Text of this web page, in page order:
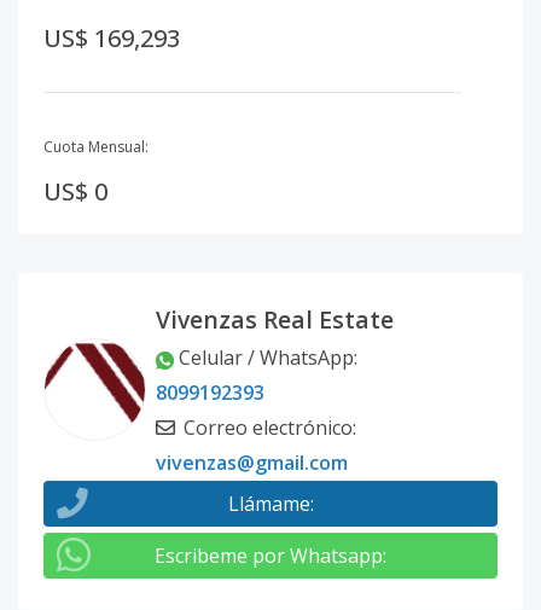
US$ 169,293
Cuota Mensual:
US$ 0
Vivenzas Real Estate
Celular / WhatsApp:
8099192393
Correo electrónico:
vivenzas@gmail.com
Llámame:
Escribeme por Whatsapp: